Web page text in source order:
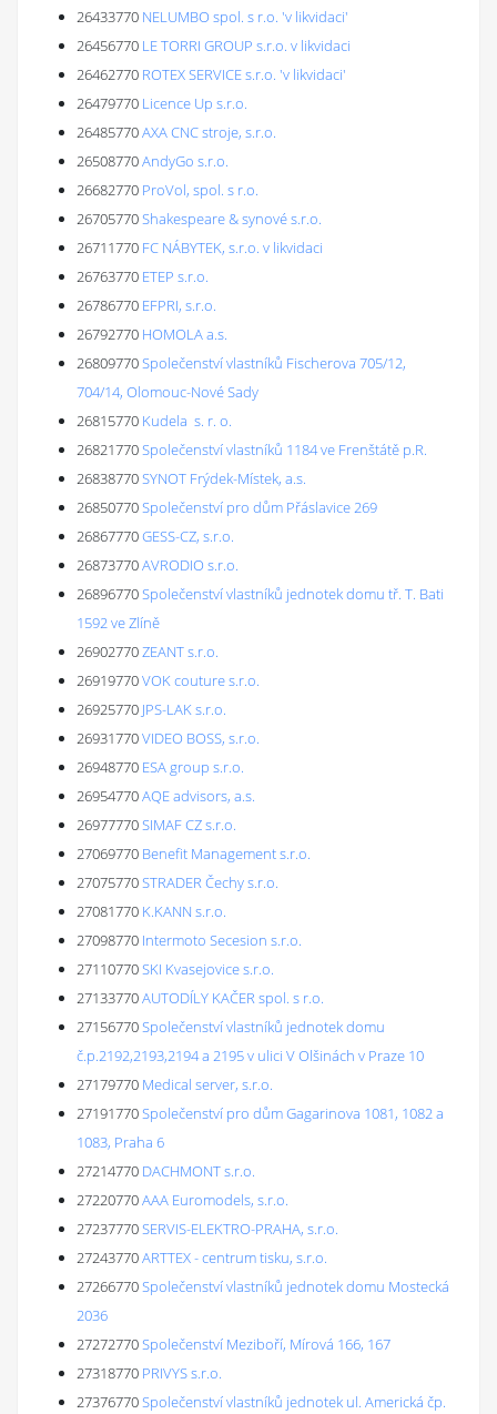
26433770 NELUMBO spol. s r.o. 'v likvidaci'
26456770 LE TORRI GROUP s.r.o. v likvidaci
26462770 ROTEX SERVICE s.r.o. 'v likvidaci'
26479770 Licence Up s.r.o.
26485770AXA CNC stroje, s.r.o.
26508770AndyGo s.r.o.
26682770 ProVol, spol. s r.o.
26705770Shakespeare & synové s.r.o.
26711770 FC NÁBYTEK, s.r.o. v likvidaci
26763770 ETEP s.r.o.
26786770 EFPRI, s.r.o.
26792770 HOMOLA a.s.
26809770Společenství vlastníků Fischerova 705/12,
704/14, Olomouc-Nové Sady
26815770 Kudela s. r. o.
26821770Společenství vlastníků 1184 ve Frenštátě p.R.
26838770SYNOT Frýdek-Místek, a.s.
26850770Společenství pro dům Přáslavice 269
26867770GESS-CZ, s.r.o.
26873770AVRODIO s.r.o.
26896770Společenství vlastníků jednotek domu tř. T. Bati
1592 ve Zlíně
26902770ZEANT s.r.o.
26919770VOK couture s.r.o.
26925770 JPS-LAK s.r.o.
26931770VIDEO BOSS, s.r.o.
26948770 ESA group s.r.o.
26954770AQE advisors, a.s.
26977770SIMAF CZ s.r.o.
27069770 Benefit Management s.r.o.
27075770STRADER Čechy s.r.o.
27081770 K.KANN s.r.o.
27098770 Intermoto Secesion s.r.o.
27110770SKI Kvasejovice s.r.o.
27133770AUTODÍLY KAČER spol. s r.o.
27156770Společenství vlastníků jednotek domu
č.p.2192,2193,2194 a 2195 v ulici V Olšinách v Praze 10
27179770 Medical server, s.r.o.
27191770Společenství pro dům Gagarinova 1081, 1082 a
1083, Praha 6
27214770 DACHMONT s.r.o.
27220770AAA Euromodels, s.r.o.
27237770SERVIS-ELEKTRO-PRAHA, s.r.o.
27243770ARTTEX - centrum tisku, s.r.o.
27266770Společenství vlastníků jednotek domu Mostecká
2036
27272770Společenství Meziboří, Mírová 166, 167
27318770 PRIVYS s.r.o.
27376770Společenství vlastníků jednotek ul. Americká čp.